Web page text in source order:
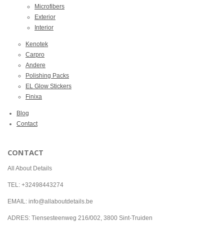
Microfibers
Exterior
Interior
Kenotek
Carpro
Andere
Polishing Packs
EL Glow Stickers
Finixa
Blog
Contact
CONTACT
All About Details
TEL: +32498443274
EMAIL: info@allaboutdetails.be
ADRES: Tiensesteenweg 216/002, 3800 Sint-Truiden